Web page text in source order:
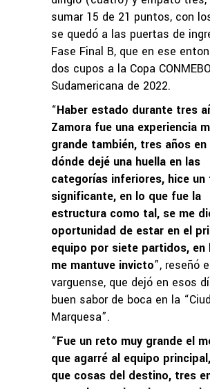
sumar 15 de 21 puntos, con
se quedó a las puertas de
Fase Final B, que en ese
dos cupos a la Copa
Sudamericana de 2022.
“Haber estado durante tres
Zamora fue una experiencia
grande también, tres años en
dónde dejé una huella en las
categorías inferiores, hice un
significante, en lo que fue la
estructura como tal, se me
oportunidad de estar en el
equipo por siete partidos, en
me mantuve invicto”, reseñó
varguense, que dejó en esos
buen sabor de boca en la
Marquesa”.
“Fue un reto muy grande el
que agarré al equipo
que cosas del destino, tres